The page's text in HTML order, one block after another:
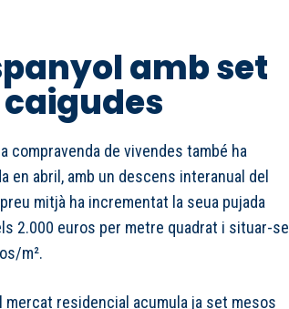
amb set
compravenda de vivendes també ha
en abril, amb un descens interanual del
preu mitjà ha incrementat la seua pujada
2.000 euros per metre quadrat i situar-se
m².
mercat residencial acumula ja set mesos